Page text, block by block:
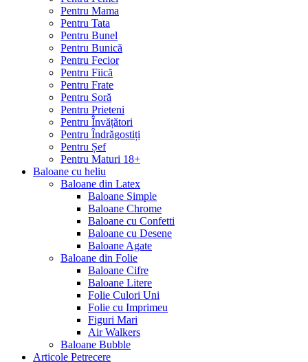
Pentru Mama
Pentru Tata
Pentru Bunel
Pentru Bunică
Pentru Fecior
Pentru Fiică
Pentru Frate
Pentru Soră
Pentru Prieteni
Pentru Învățători
Pentru Îndrăgostiți
Pentru Șef
Pentru Maturi 18+
Baloane cu heliu
Baloane din Latex
Baloane Simple
Baloane Chrome
Baloane cu Confetti
Baloane cu Desene
Baloane Agate
Baloane din Folie
Baloane Cifre
Baloane Litere
Folie Culori Uni
Folie cu Imprimeu
Figuri Mari
Air Walkers
Baloane Bubble
Articole Petrecere